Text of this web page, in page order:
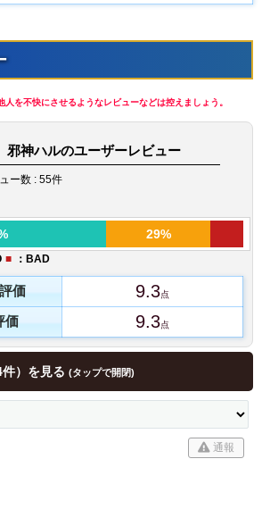
を不快にさせるようなレビューなどは控えましょう。
邪神ハルのユーザーレビュー
ー数 : 55件
29%
■ ：BAD
価 9.3点
価 9.3点
） を見る (タップで開閉)
通報